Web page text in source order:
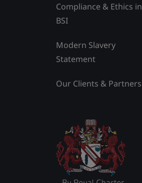
Compliance & Ethics in
BSI
Modern Slavery
Statement
Our Clients & Partners